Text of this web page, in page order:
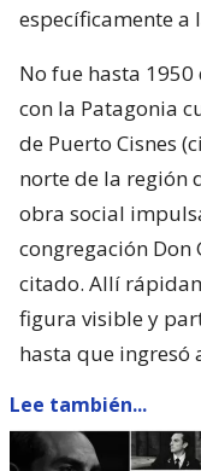
específicamente a
No fue hasta
con la Patagonia
de Puerto Cisnes
norte de la región
obra social
congregación
citado. Allí
figura visible y
hasta que ingresó
Lee también...